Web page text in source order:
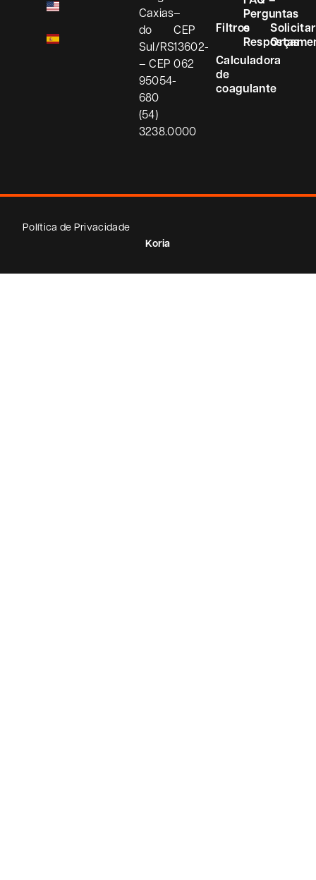
Caxias
do
Sul/RS
– CEP
95054-
680
(54)
3238.0000
–
CEP
13602-
062
Filtros
Calculadora
de
coagulante
Perguntas
e
Respostas
Solicitar
Política de Privacidade
Koria